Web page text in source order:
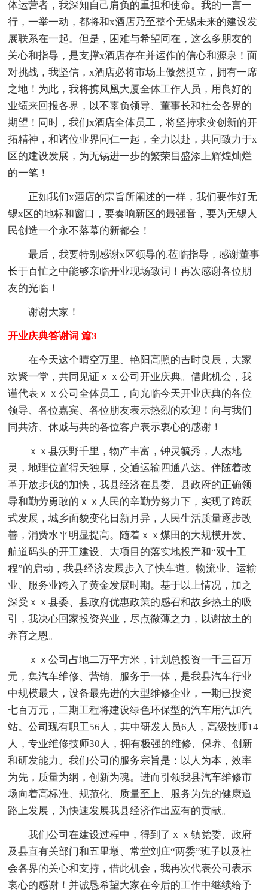
体运营者，我深知自己肩负的重担和使命。我的一言一
行，一举一动，都将和x酒店乃至整个无锡未来的建设发
展联系在一起。但是，困难与希望同在，这么多朋友的
关心和指导，是支撑x酒店存在并运作的信心和源泉！面
对挑战，我坚信，x酒店必将市场上傲然挺立，拥有一席
之地！为此，我将携凤凰大厦全体工作人员，用良好的
业绩来回报各界，以不辜负领导、董事长和社会各界的
期望！同时，我们x酒店全体员工，将坚持求变创新的开
拓精神，和诸位业界同仁一起，全力以赴，共同致力于x
区的建设发展，为无锡进一步的繁荣昌盛添上辉煌灿烂
的一笔！
正如我们x酒店的宗旨所阐述的一样，我们要作好无
锡x区的地标和窗口，要奏响新区的最强音，要为无锡人
民创造一个永不落幕的新都会！
最后，我要特别感谢x区领导的.莅临指导，感谢董事
长于百忙之中能够亲临开业现场致词！再次感谢各位朋
友的光临！
谢谢大家！
开业庆典答谢词 篇3
在今天这个晴空万里、艳阳高照的吉时良辰，大家
欢聚一堂，共同见证ｘｘ公司开业庆典。借此机会，我
谨代表ｘｘ公司全体员工，向光临今天开业庆典的各位
领导、各位嘉宾、各位朋友表示热烈的欢迎！向与我们
同共济、休戚与共的各位客户表示衷心的感谢！
ｘｘ县沃野千里，物产丰富，钟灵毓秀，人杰地
灵，地理位置得天独厚，交通运输四通八达。伴随着改
革开放步伐的加快，我县经济在县委、县政府的正确领
导和勤劳勇敢的ｘｘ人民的辛勤劳努力下，实现了跨跃
式发展，城乡面貌变化日新月异，人民生活质量逐步改
善，消费水平明显提高。随着ｘｘ煤田的大规模开发、
航道码头的开工建设、大项目的落实地投产和“双十工
程”的启动，我县经济发展步入了快车道。物流业、运输
业、服务业跨入了黄金发展时期。基于以上情况，加之
深受ｘｘ县委、县政府优惠政策的感召和故乡热土的吸
引，我决心回家投资兴业，尽点微薄之力，以谢故土的
养育之恩。
ｘｘ公司占地二万平方米，计划总投资一千三百万
元，集汽车维修、营销、服务于一体，是我县汽车行业
中规模最大，设备最先进的大型维修企业，一期已投资
七百万元，二期工程将建设绿色环保型的汽车用汽加汽
站。公司现有职工56人，其中研发人员6人，高级技师14
人，专业维修技师30人，拥有极强的维修、保养、创新
和研发能力。我们公司的服务宗旨是：以人为本，效率
为先，质量为纲，创新为魂。进而引领我县汽车维修市
场向着高标准、规范化、质量至上、服务为先的健康道
路上发展，为快速发展我县经济作出应有的贡献。
我们公司在建设过程中，得到了ｘｘ镇党委、政府
及县直有关部门和五里墩、常堂刘庄“两委”班子以及社
会各界的关心和支持，借此机会，我再次代表公司表示
衷心的感谢！并诚恳希望大家在今后的工作中继续给予